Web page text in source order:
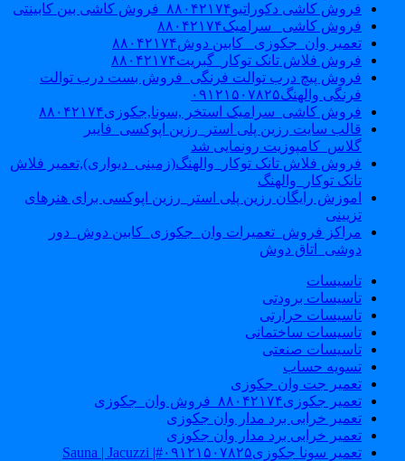
فروش کاشی دکوراتیو۸۸۰۴۲۱۷۴_فروش کاشی بین کابینتی
فروش کاشی _سرامیک۸۸۰۴۲۱۷۴
تعمیر وان_جکوزی_ کابین دوش۸۸۰۴۲۱۷۴
فروش فلاش تانک توکار_گبریت۸۸۰۴۲۱۷۴
فروش پیچ درب توالت فرنگی_فروش بست درب توالت
فرنگی والهنگ۰۹۱۲۱۵۰۷۸۲۵
فروش کاشی_سرامیک استخر ,سونا,جکوزی۸۸۰۴۲۱۷۴
قالب سایت رزین پلی استر_رزین اپوکسی_فایبر
گلاس_کامپوزیت رونمایی شد
فروش فلاش تانک توکار_والهنگ(زمینی_دیواری),تعمیر فلاش
تانک توکار_والهنگ
اموزش رایگان رزین پلی استر_رزین اپوکسی برای هنرهای
تزیینی
مراکز فروش_تعمیرات وان_جکوزی_کابین دوش_دور
دوشی_اتاق دوش
تاسیسات
تاسیسات برودتی
تاسیسات حرارتی
تاسیسات ساختمانی
تاسیسات صنعتی
تسویه حساب
تعمیر جت وان جکوزی
تعمیر جکوزی۸۸۰۴۲۱۷۴_فروش وان_جکوزی
تعمیر خرابی برد مدار وان جکوزی
تعمیر خرابی برد مدار وان جکوزی
تعمیر سونا جکوزی۰۹۱۲۱۵۰۷۸۲۵#| Sauna | Jacuzzi